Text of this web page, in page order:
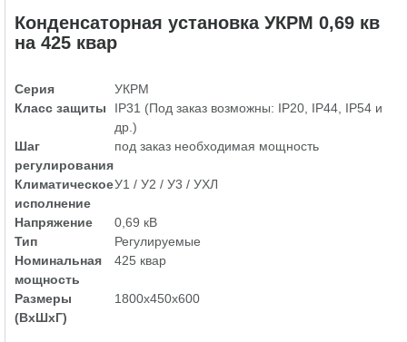
Конденсаторная установка УКРМ 0,69 кв
на 425 квар
Серия
УКРМ
Класс защиты
IP31 (Под заказ возможны: IP20, IP44, IP54 и
др.)
Шаг
регулирования
под заказ необходимая мощность
Климатическое
исполнение
У1 / У2 / У3 / УХЛ
Напряжение
0,69 кВ
Тип
Регулируемые
Номинальная
мощность
425 квар
Размеры
(ВхШхГ)
1800х450х600